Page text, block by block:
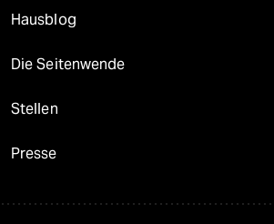
Hausblog
Die Seitenwende
Stellen
Presse